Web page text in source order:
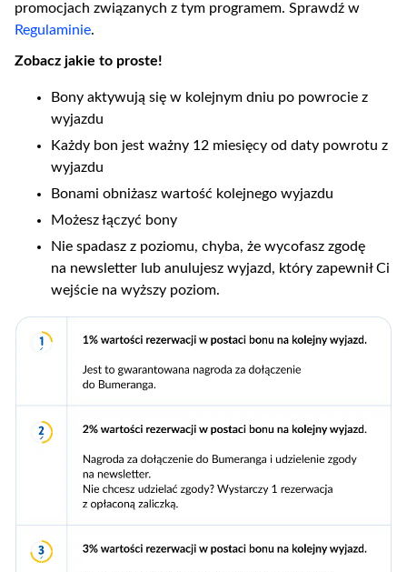
promocjach związanych z tym programem. Sprawdź w
Regulaminie.​
Zobacz jakie to proste!
Bony aktywują się w kolejnym dniu po powrocie z
wyjazdu
Każdy bon jest ważny 12 miesięcy od daty powrotu z
wyjazdu
Bonami obniżasz wartość kolejnego wyjazdu
Możesz łączyć bony
Nie spadasz z poziomu, chyba, że wycofasz zgodę
na newsletter lub anulujesz wyjazd, który zapewnił Ci
wejście na wyższy poziom.